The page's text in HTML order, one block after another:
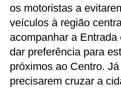
os motoristas a
veículos à região
acompanhar a
dar preferência para
próximos ao Centro.
precisarem cruzar a